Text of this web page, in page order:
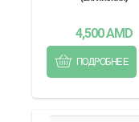
4,500AMD
ПОДРОБНЕЕ